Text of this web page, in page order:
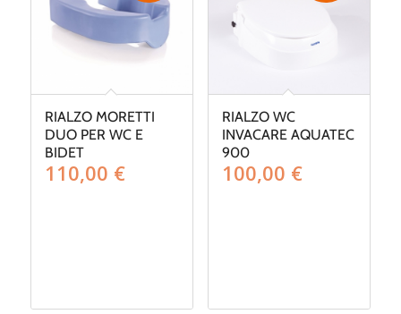
RIALZO MORETTI
DUO PER WC E
BIDET
110,00 €
RIALZO WC
INVACARE AQUATEC
900
100,00 €